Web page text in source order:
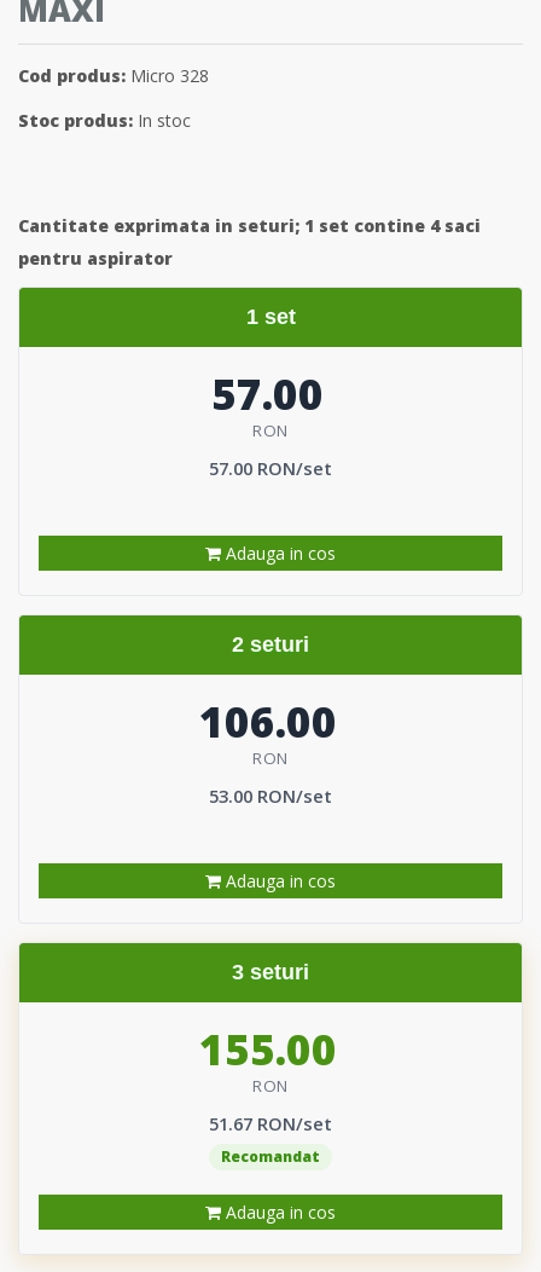
MAXI
Cod produs: Micro 328
Stoc produs: In stoc
Cantitate exprimata in seturi; 1 set contine 4 saci
pentru aspirator
1 set
57.00
RON
57.00 RON/set
Adauga in cos
2 seturi
106.00
RON
53.00 RON/set
Adauga in cos
3 seturi
155.00
RON
51.67 RON/set
Recomandat
Adauga in cos